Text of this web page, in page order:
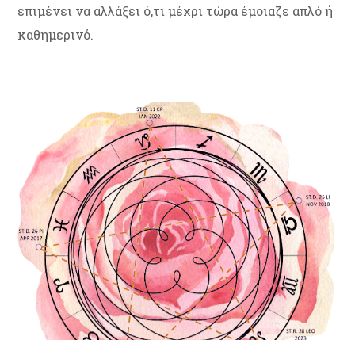
επιμένει να αλλάξει ό,τι μέχρι τώρα έμοιαζε απλό ή
καθημερινό.